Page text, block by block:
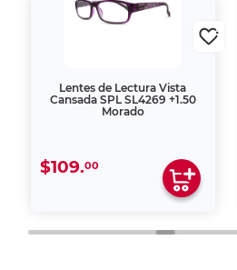
Lentes de Lectura Vista
Cansada SPL SL4269 +1.50
Morado
$109.00